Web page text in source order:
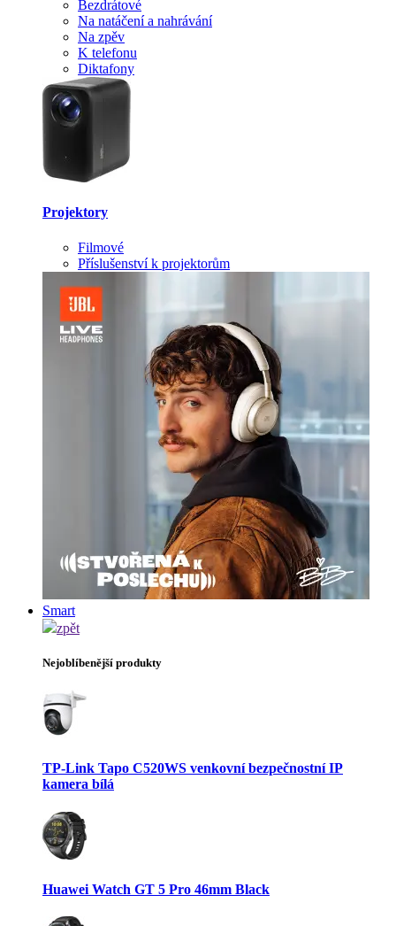
Bezdrátové
Na natáčení a nahrávání
Na zpěv
K telefonu
Diktafony
Projektory
Filmové
Příslušenství k projektorům
Smart
zpět
Nejoblíbenější produkty
TP-Link Tapo C520WS venkovní bezpečnostní IP
kamera bílá
Huawei Watch GT 5 Pro 46mm Black